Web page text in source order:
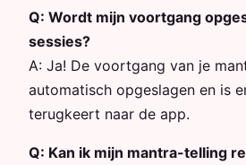
Q: Wordt mijn voortgang
sessies?
A: Ja! De voortgang van je
automatisch opgeslagen en is
terugkeert naar de app.
Q: Kan ik mijn mantra-telling